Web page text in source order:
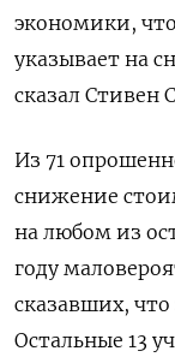
экономики,
указывает на
сказал Стивен
Из 71
снижение
на любом из
году
сказавших,
Остальные 13